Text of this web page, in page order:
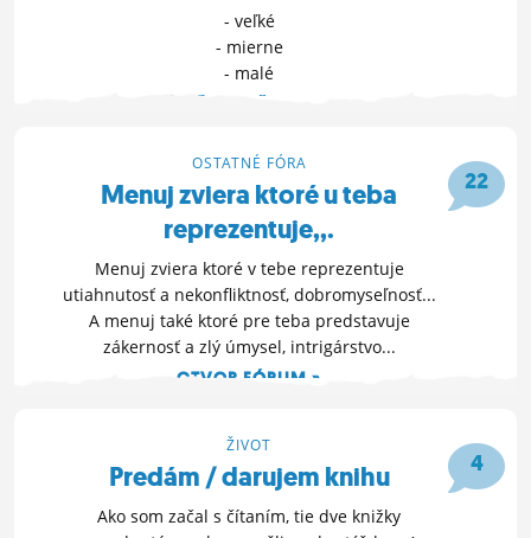
- veľké
- mierne
- malé
22
OSTATNÉ FÓRA
Menuj zviera ktoré u teba
reprezentuje,,.
Menuj zviera ktoré v tebe reprezentuje
utiahnutosť a nekonfliktnosť, dobromyseľnosť...
A menuj také ktoré pre teba predstavuje
zákernosť a zlý úmysel, intrigárstvo...
OTVOR FÓRUM »
4
ŽIVOT
Predám / darujem knihu
Ako som začal s čítaním, tie dve knižky